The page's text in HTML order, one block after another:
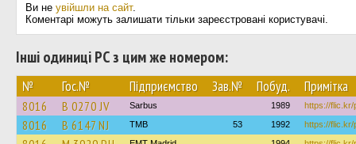
Ви не увійшли на сайт.
Коментарі можуть залишати тільки зареєстровані користувачі.
Інші одиниці РС з цим же номером:
№ Гос.№ Підприємство Зав.№ Побуд. Примітка
8016 B 0270 JV Sarbus 1989 https://flic.kr/
8016 B 6147 NJ TMB 53 1992 https://flic.kr/